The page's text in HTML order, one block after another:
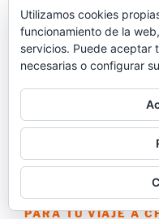
Cochabamba.
la ciudad andes de
Paz. Imposible
contamos todo en esta
Recoleta.
¿ NECESITAS
PARA TU VIAJE A
Utilizamos cookies
funcionamiento de la
servicios. Puede aceptar
necesarias o configurar